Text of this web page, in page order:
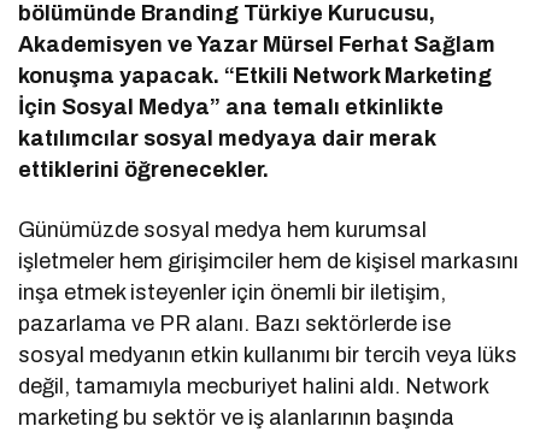
bölümünde Branding Türkiye Kurucusu,
Akademisyen ve Yazar Mürsel Ferhat Sağlam
konuşma yapacak. “Etkili Network Marketing
İçin Sosyal Medya” ana temalı etkinlikte
katılımcılar sosyal medyaya dair merak
ettiklerini öğrenecekler.
Günümüzde sosyal medya hem kurumsal
işletmeler hem girişimciler hem de kişisel markasını
inşa etmek isteyenler için önemli bir iletişim,
pazarlama ve PR alanı. Bazı sektörlerde ise
sosyal medyanın etkin kullanımı bir tercih veya lüks
değil, tamamıyla mecburiyet halini aldı. Network
marketing bu sektör ve iş alanlarının başında